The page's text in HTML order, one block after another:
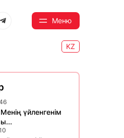
Меню
KZ
үйленгенім